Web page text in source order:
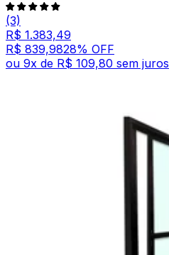
(3)
R$ 1.383,49
R$ 839,9828% OFF
ou 9x de R$ 109,80 sem juros